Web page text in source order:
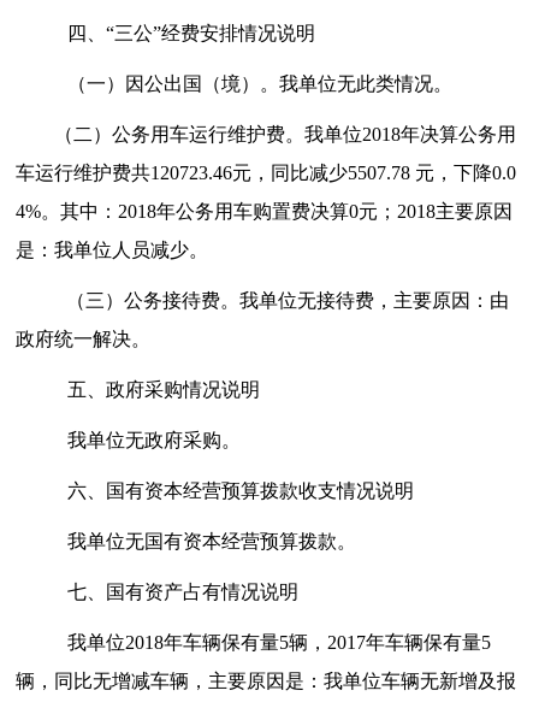
四、“三公”经费安排情况说明
（一）因公出国（境）。我单位无此类情况。
（二）公务用车运行维护费。我单位2018年决算公务用
车运行维护费共120723.46元，同比减少5507.78 元，下降0.0
4%。其中：2018年公务用车购置费决算0元；2018主要原因
是：我单位人员减少。
（三）公务接待费。我单位无接待费，主要原因：由
政府统一解决。
五、政府采购情况说明
我单位无政府采购。
六、国有资本经营预算拨款收支情况说明
我单位无国有资本经营预算拨款。
七、国有资产占有情况说明
我单位2018年车辆保有量5辆，2017年车辆保有量5
辆，同比无增减车辆，主要原因是：我单位车辆无新增及报